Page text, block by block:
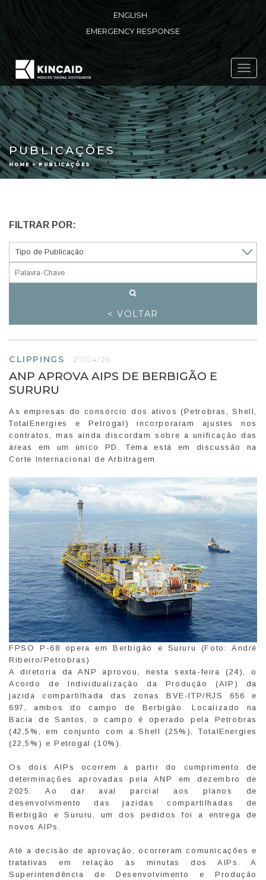
ENGLISH
EMERGENCY RESPONSE
PUBLICAÇÕES
HOME > PUBLICAÇÕES
FILTRAR POR:
< VOLTAR
CLIPPINGS - 27/04/26
ANP APROVA AIPS DE BERBIGÃO E
SURURU
As empresas do consórcio dos ativos (Petrobras, Shell,
TotalEnergies e Petrogal) incorporaram ajustes nos
contratos, mas ainda discordam sobre a unificação das
áreas em um único PD. Tema está em discussão na
Corte Internacional de Arbitragem
FPSO P-68 opera em Berbigão e Sururu (Foto: André
Ribeiro/Petrobras)
A diretoria da ANP aprovou, nesta sexta-feira (24), o
Acordo de Individualização da Produção (AIP) da
jazida compartilhada das zonas BVE-ITP/RJS 656 e
697, ambos do campo de Berbigão. Localizado na
Bacia de Santos, o campo é operado pela Petrobras
(42,5%, em conjunto com a Shell (25%), TotalEnergies
(22,5%) e Petrogal (10%).
Os dois AIPs ocorrem a partir do cumprimento de
determinações aprovadas pela ANP em dezembro de
2025. Ao dar aval parcial aos planos de
desenvolvimento das jazidas compartilhadas de
Berbigão e Sururu, um dos pedidos foi a entrega de
novos AIPs.
Até a decisão de aprovação, ocorreram comunicações e
tratativas em relação às minutas dos AIPs. A
Superintendência de Desenvolvimento e Produção